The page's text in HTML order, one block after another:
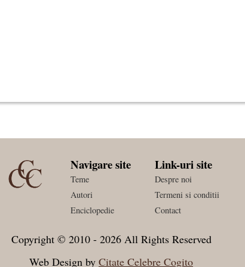
Navigare site
Teme
Autori
Enciclopedie
Link-uri site
Despre noi
Termeni si conditii
Contact
Copyright © 2010 - 2026 All Rights Reserved
Web Design by Citate Celebre Cogito